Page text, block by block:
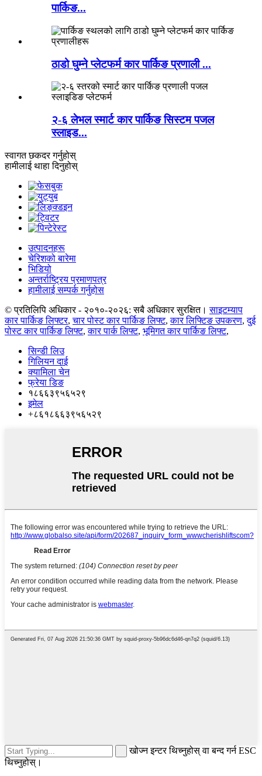
पार्किङ...
ठाडो घुम्ने प्लेटफर्म कार पार्किङ प्रणाली ...
२-६ लेभल स्मार्ट कार पार्किङ सिस्टम पजल
स्लाइड...
स्वागत छकदर गर्नुहोस्
हामीलाई थाहा दिनुहोस्
उत्पादनहरू
चेरिशको बारेमा
भिडियो
अन्तर्राष्ट्रिय प्रमाणपत्र
हामीलाई सम्पर्क गर्नुहोस
© प्रतिलिपि अधिकार - २०१०-२०२६: सबै अधिकार सुरक्षित। साइटम्याप
कार पार्किङ लिफ्टर,चार पोस्ट कार पार्किङ लिफ्ट,कार लिफ्टिङ उपकरण,दुई
पोस्ट कार पार्किङ लिफ्ट,कार पार्क लिफ्ट, भूमिगत कार पार्किङ लिफ्ट,
सिन्डी लिउ
गिलियन दाई
क्यामिला चेन
फ्रेया डिङ
१८६६३९५६५२९
इमेल
+८६१८६६३९५६५२९
खोज्न इन्टर थिच्नुहोस् वा बन्द गर्न ESC
थिच्नुहोस्।